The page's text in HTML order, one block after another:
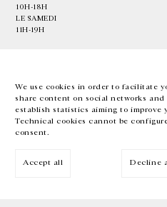
We use cookies in order to facilitate
share content on social networks
establish statistics aiming to improve
Technical cookies cannot be
consent.
Accept all Decline
10H-18H
LE SAMEDI
11H-19H
EN FR 中文 Facebook
Inscrivez-vous à notre newsletter